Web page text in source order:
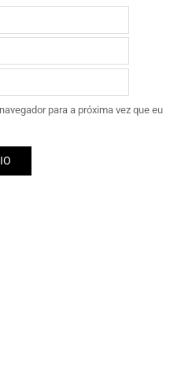
para a próxima vez que eu